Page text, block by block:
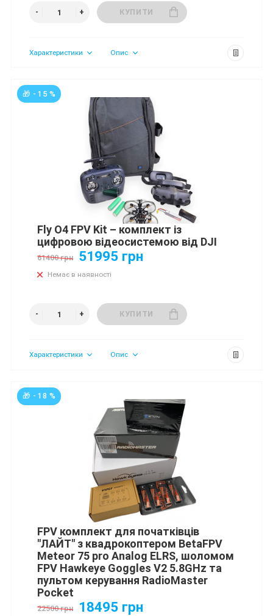
КУПИТИ
Характеристики Опис
🎁 - 15 %
Fly О4 FPV Kit – комплект із
цифровою відеосистемою від DJI
61400 грн 51995 грн
Немає в наявності
КУПИТИ
Характеристики Опис
🎁 - 18 %
FPV комплект для початківців
"ЛАЙТ" з квадрокоптером BetaFPV
Meteor 75 pro Analog ELRS, шоломом
FPV Hawkeye Goggles V2 5.8GHz та
пультом керування RadioMaster
Pocket
22500 грн 18495 грн